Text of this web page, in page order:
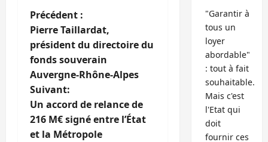
N
a
v
i
g
Précédent :
Pierre Taillardat,
président du directoire du
fonds souverain
Auvergne-Rhône-Alpes
Suivant:
Un accord de relance de
216 M€ signé entre l’État
et la Métropole
"Garantir à
tous un
loyer
abordable"
: tout à fait
souhaitable.
Mais c'est
l'Etat qui
doit
fournir ces